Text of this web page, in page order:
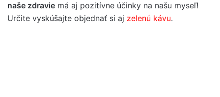
naše zdravie má aj pozitívne účinky na našu myseľ!
Určite vyskúšajte objednať si aj zelenú kávu.